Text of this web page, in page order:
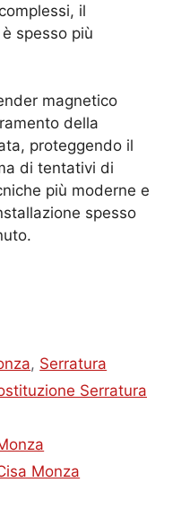
il
spesso più
magnetico
della
proteggendo il
di tentativi di
più moderne e
spesso
, Serratura
Serratura
Monza